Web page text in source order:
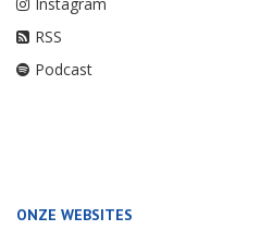
Instagram
RSS
Podcast
ONZE WEBSITES